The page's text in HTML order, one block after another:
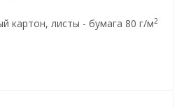
картон, листы - бумага 80 г/м2